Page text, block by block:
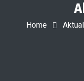
Home